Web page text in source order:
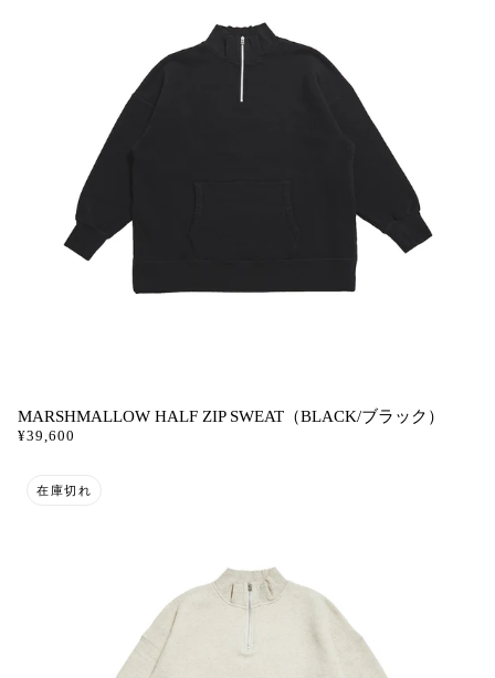
MARSHMALLOW HALF ZIP SWEAT（BLACK/ブラック）
¥39,600
在庫切れ